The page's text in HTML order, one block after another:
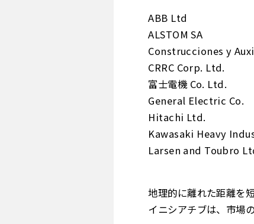
ABB Ltd
ALSTOM SA
Construcciones y
CRRC Corp. Ltd.
富士電機 Co. Ltd.
General Electric Co.
Hitachi Ltd.
Kawasaki Heavy
Larsen and Toubro
地理的に離れた距離を
イニシアチブは、市場